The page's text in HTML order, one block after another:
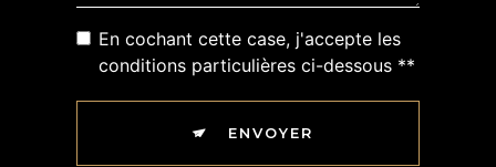
En cochant cette case, j'accepte les
conditions particulières ci-dessous **
ENVOYER